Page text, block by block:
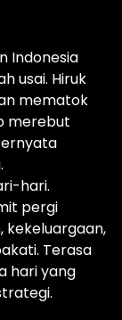
Indonesia
usai. Hiruk
mematok
merebut
hari.
pergi
kekeluargaan,
Terasa
hari yang